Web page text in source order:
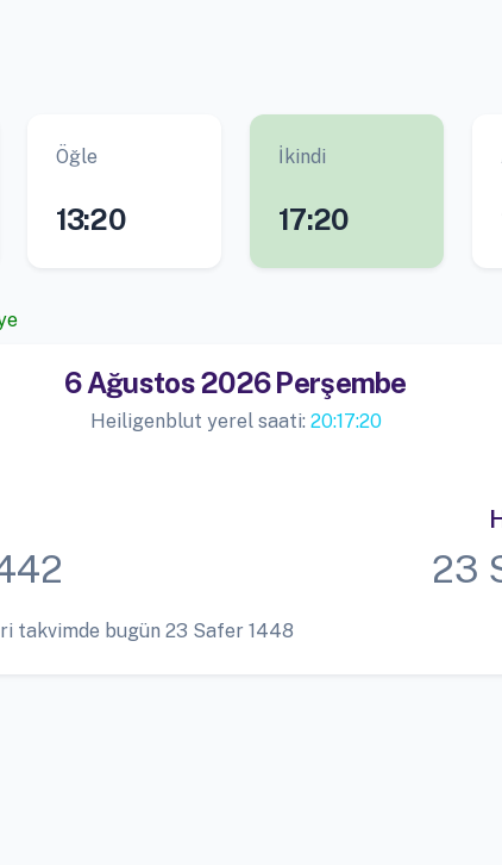
Öğle
13:20
İkindi
17:20
6 Ağustos 2026 Perşembe
Heiligenblut yerel saati:20:17:21
23
takvimde bugün 23 Safer 1448